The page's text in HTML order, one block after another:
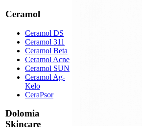
Ceramol
Ceramol DS
Ceramol 311
Ceramol Beta
Ceramol Acne
Ceramol SUN
Ceramol Ag-
Kelo
CeraPsor
Dolomia
Skincare